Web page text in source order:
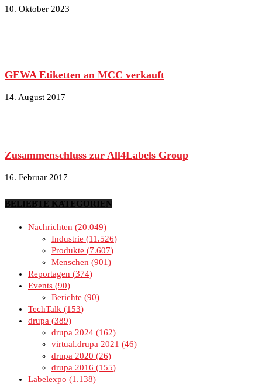
10. Oktober 2023
GEWA Etiketten an MCC verkauft
14. August 2017
Zusammenschluss zur All4Labels Group
16. Februar 2017
BELIEBTE KATEGORIEN
Nachrichten
20.049
Industrie
11.526
Produkte
7.607
Menschen
901
Reportagen
374
Events 90
Berichte
90
TechTalk
153
drupa
389
drupa 2024
162
virtual.drupa 2021
46
drupa 2020
26
drupa 2016
155
Labelexpo
1.138